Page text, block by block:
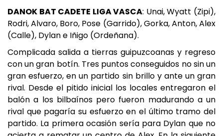
DANOK BAT CADETE LIGA VASCA: Unai, Wyatt (Zipi),
Rodri, Alvaro, Boro, Pose (Garrido), Gorka, Anton, Alex
(Calle), Dylan e Iñigo (Ordeñana).
Complicada salida a tierras guipuzcoanas y regreso
con un gran botín. Tres puntos conseguidos no sin un
gran esfuerzo, en un partido sin brillo y ante un gran
rival. Desde el pitido inicial los locales entregaron el
balón a los bilbaínos pero fueron madurando a un
rival que pagaría su esfuerzo en el último tramo del
partido. La primera ocasión sería para Dylan que no